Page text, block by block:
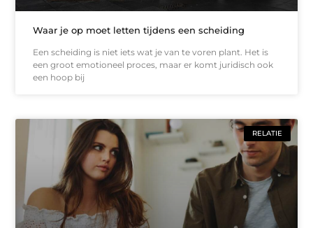
Waar je op moet letten tijdens een scheiding
Een scheiding is niet iets wat je van te voren plant. Het is
een groot emotioneel proces, maar er komt juridisch ook
een hoop bij
RELATIE